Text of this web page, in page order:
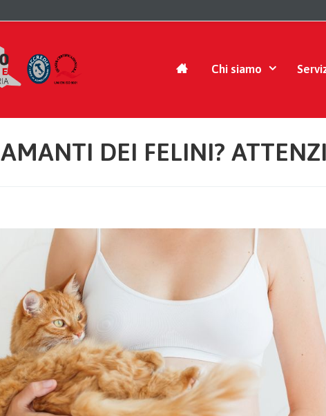
Chi siamo
AMANTI DEI FELINI?